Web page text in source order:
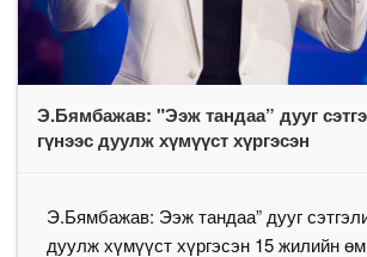
Э.Бямбажав: "Ээж тандаа” дууг
гүнээс дуулж хүмүүст хүргэсэн
Э.Бямбажав: Ээж тандаа” дууг
дуулж хүмүүст хүргэсэн 15 жилийн